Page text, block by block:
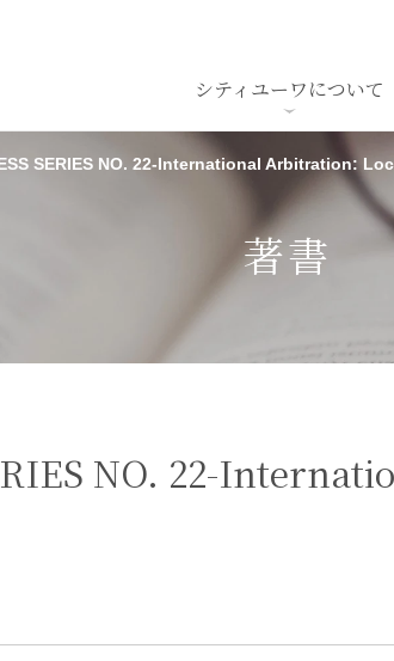
シティユーワについて
沿革
M&A
セミナー/講演等
法律用語集
スタッフ採用
SERIES NO. 22-International Arbitration:
著書
NO. 22-